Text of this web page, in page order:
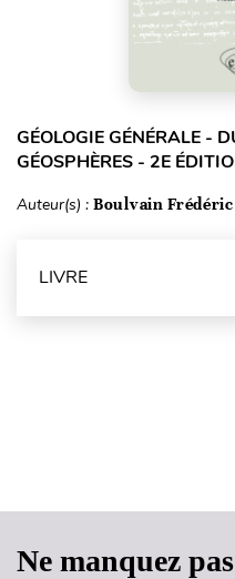
GÉOLOGIE GÉNÉRALE -
GÉOSPHÈRES - 2E
Auteur(s) : Boulvain Frédéric
LIVRE
Ne manquez